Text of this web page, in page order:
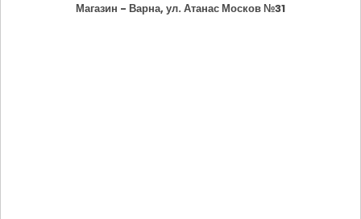
Магазин - Варна, ул. Атанас Москов №31